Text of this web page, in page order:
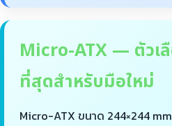
Micro-ATX — ตัวเ
ที่สุดสำหรับมือใหม่
Micro-ATX ขนาด 244×244